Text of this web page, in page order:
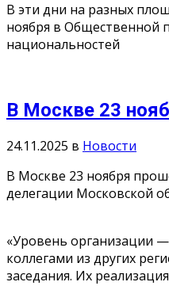
В эти дни на разных
ноября в Общественной
национальностей
В Москве 23
24.11.2025 в Новости
В Москве 23 ноября
делегации Московской
«Уровень организации —
коллегами из других
заседания. Их